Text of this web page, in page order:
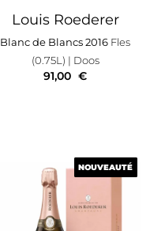
Louis Roederer
Blanc de Blancs 2016 Fles
(0.75L) | Doos
91,00 €
NOUVEAUTÉ
NOUVEAUTÉ